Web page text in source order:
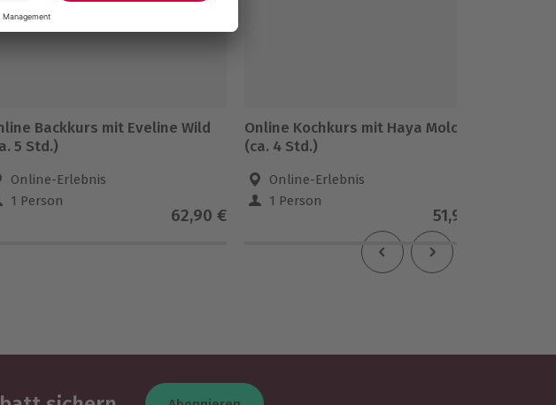
Backkurs mit Eveline Wild
5 Std.)
Online-Erlebnis
1 Person
62,90 €
Online Kochkurs mit Haya Molcho
(ca. 4 Std.)
Online-Erlebnis
1 Person
51,90 €